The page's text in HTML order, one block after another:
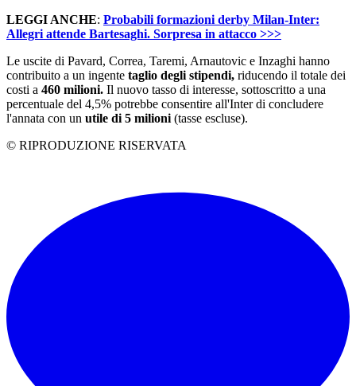
LEGGI ANCHE: Probabili formazioni derby Milan-Inter:
Allegri attende Bartesaghi. Sorpresa in attacco >>>
Le uscite di Pavard, Correa, Taremi, Arnautovic e Inzaghi hanno
contribuito a un ingente taglio degli stipendi, riducendo il totale dei
costi a 460 milioni. Il nuovo tasso di interesse, sottoscritto a una
percentuale del 4,5% potrebbe consentire all'Inter di concludere
l'annata con un utile di 5 milioni (tasse escluse).
© RIPRODUZIONE RISERVATA